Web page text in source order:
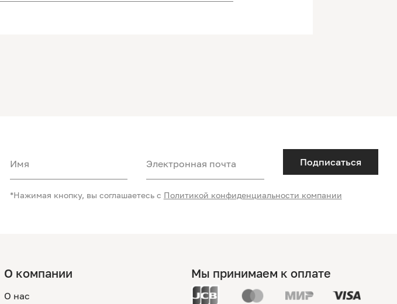
Имя Электронная почта Подписаться
*Нажимая кнопку, вы соглашаетесь с Политикой конфиденциальности компании
О компании
О нас
Мы принимаем к оплате